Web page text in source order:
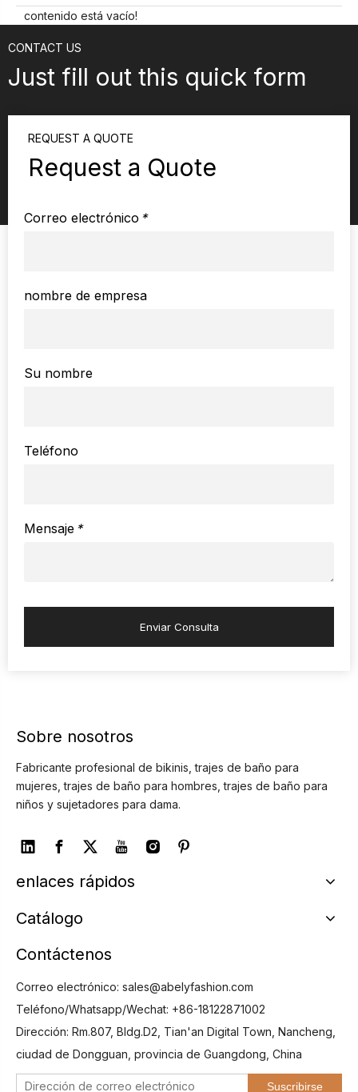
contenido está vacío!
CONTACT US
Just fill out this quick form
REQUEST A QUOTE
Request a Quote
*
Correo electrónico
nombre de empresa
Su nombre
Teléfono
*
Mensaje
Enviar Consulta
Sobre nosotros
Fabricante profesional de bikinis, trajes de baño para
mujeres, trajes de baño para hombres, trajes de baño para
niños y sujetadores para dama.
enlaces rápidos
Catálogo
Contáctenos
Correo electrónico: sales@abelyfashion.com
Teléfono/Whatsapp/Wechat: +86-18122871002
Dirección: Rm.807, Bldg.D2, Tian'an Digital Town, Nancheng,
ciudad de Dongguan, provincia de Guangdong, China
Suscribirse